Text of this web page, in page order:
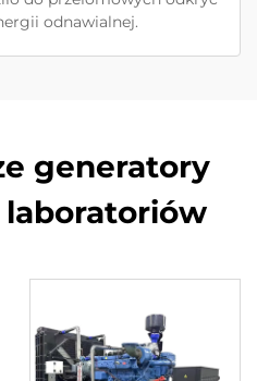
odnawialnej.
generatory